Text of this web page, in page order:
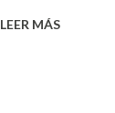
LEER MÁS